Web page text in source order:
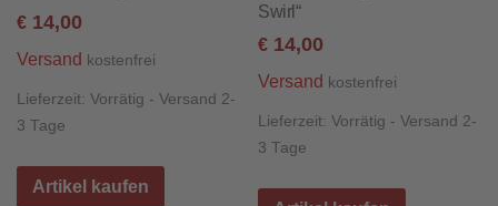
€ 14,00
Versand kostenfrei
Lieferzeit: Vorrätig - Versand 2-
3 Tage
Artikel kaufen
Swirl“
€ 14,00
Versand kostenfrei
Lieferzeit:Vorrätig - Versand 2-
3 Tage